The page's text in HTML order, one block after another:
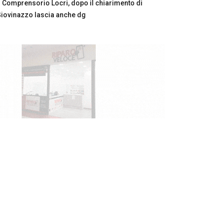
Comprensorio Locri, dopo il chiarimento di
lascia anche dg